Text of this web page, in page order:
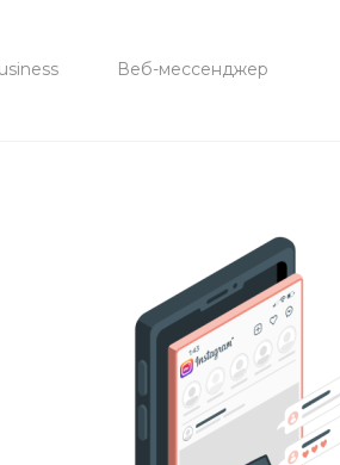
Веб-мессенджер